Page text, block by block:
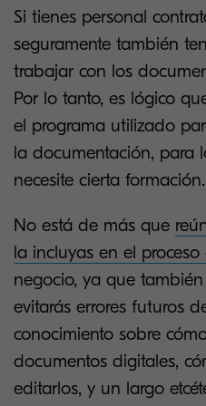
Si tienes personal
seguramente también
trabajar con los
Por lo tanto, es lógico
el programa utilizado
la documentación, para
necesite cierta formación.
No está de más que
la incluyas en el
negocio, ya que
evitarás errores futuros
conocimiento sobre
documentos digitales,
editarlos, y un largo